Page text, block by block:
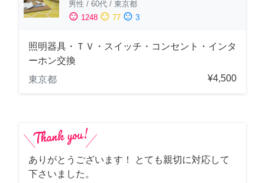
男性 / 60代 / 東京都
sentiment_satisfied 1248 sentiment_neutral 77 sentiment_dissatisfied 3
照明器具・ＴＶ・スイッチ・コンセント・インタ
ーホン交換
東京都
¥4,500
ありがとうございます！ とても親切に対応して
下さいました。